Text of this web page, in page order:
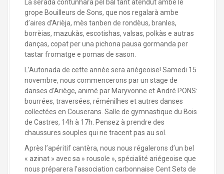
La serada contunharà pel bal tant atendut ambe le
grope Bouilleurs de Sons, que nos regalarà ambe
d’aires d’Arièja, mès tanben de rondèus, branles,
borrèias, mazukàs, escotishas, valsas, polkàs e autras
danças, copat per una pichona pausa gormanda per
tastar fromatge e pomas de sason.
L’Autonada de cette année sera ariégeoise! Samedi 15
novembre, nous commencerons par un stage de
danses d’Ariège, animé par Maryvonne et André PONS:
bourrées, traversées, réménilhes et autres danses
collectées en Couserans. Salle de gymnastique du Bois
de Castres, 14h à 17h. Pensez à prendre des
chaussures souples qui ne tracent pas au sol.
Après l’apéritif cantèra, nous nous régalerons d’un bel
« azinat » avec sa » rousole », spécialité ariégeoise que
nous préparera l’association carbonnaise Cent Sets de